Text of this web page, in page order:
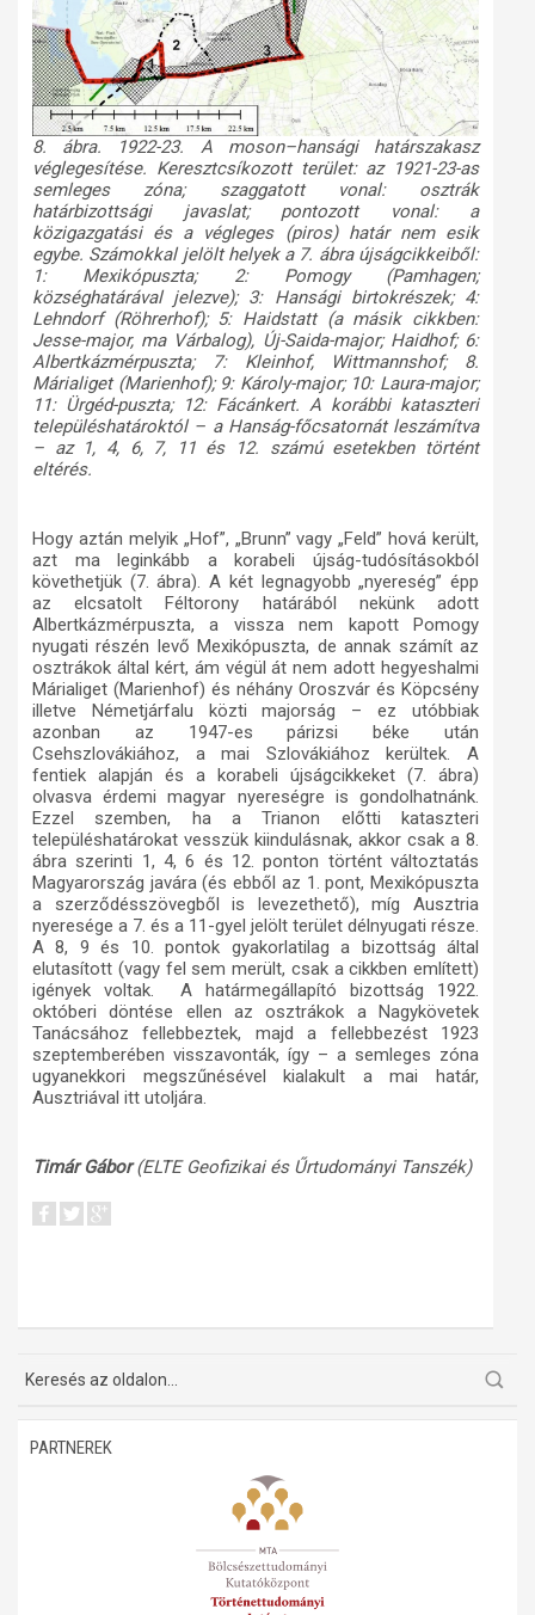
8. ábra. 1922-23. A moson–hansági határszakasz
véglegesítése. Keresztcsíkozott terület: az 1921-23-as
semleges zóna; szaggatott vonal: osztrák
határbizottsági javaslat; pontozott vonal: a
közigazgatási és a végleges (piros) határ nem esik
egybe. Számokkal jelölt helyek a 7. ábra újságcikkeiből:
1: Mexikópuszta; 2: Pomogy (Pamhagen;
községhatárával jelezve); 3: Hansági birtokrészek; 4:
Lehndorf (Röhrerhof); 5: Haidstatt (a másik cikkben:
Jesse-major, ma Várbalog), Új-Saida-major; Haidhof; 6:
Albertkázmérpuszta; 7: Kleinhof, Wittmannshof; 8.
Márialiget (Marienhof); 9: Károly-major; 10: Laura-major;
11: Ürgéd-puszta; 12: Fácánkert. A korábbi kataszteri
településhatároktól – a Hanság-főcsatornát leszámítva
– az 1, 4, 6, 7, 11 és 12. számú esetekben történt
eltérés.
Hogy aztán melyik „Hof”, „Brunn” vagy „Feld” hová került,
azt ma leginkább a korabeli újság-tudósításokból
követhetjük (7. ábra). A két legnagyobb „nyereség” épp
az elcsatolt Féltorony határából nekünk adott
Albertkázmérpuszta, a vissza nem kapott Pomogy
nyugati részén levő Mexikópuszta, de annak számít az
osztrákok által kért, ám végül át nem adott hegyeshalmi
Márialiget (Marienhof) és néhány Oroszvár és Köpcsény
illetve Németjárfalu közti majorság – ez utóbbiak
azonban az 1947-es párizsi béke után
Csehszlovákiához, a mai Szlovákiához kerültek. A
fentiek alapján és a korabeli újságcikkeket (7. ábra)
olvasva érdemi magyar nyereségre is gondolhatnánk.
Ezzel szemben, ha a Trianon előtti kataszteri
településhatárokat vesszük kiindulásnak, akkor csak a 8.
ábra szerinti 1, 4, 6 és 12. ponton történt változtatás
Magyarország javára (és ebből az 1. pont, Mexikópuszta
a szerződésszövegből is levezethető), míg Ausztria
nyeresége a 7. és a 11-gyel jelölt terület délnyugati része.
A 8, 9 és 10. pontok gyakorlatilag a bizottság által
elutasított (vagy fel sem merült, csak a cikkben említett)
igények voltak. A határmegállapító bizottság 1922.
októberi döntése ellen az osztrákok a Nagykövetek
Tanácsához fellebbeztek, majd a fellebbezést 1923
szeptemberében visszavonták, így – a semleges zóna
ugyanekkori megszűnésével kialakult a mai határ,
Ausztriával itt utoljára.
Timár Gábor(ELTE Geofizikai és Űrtudományi Tanszék)
PARTNEREK